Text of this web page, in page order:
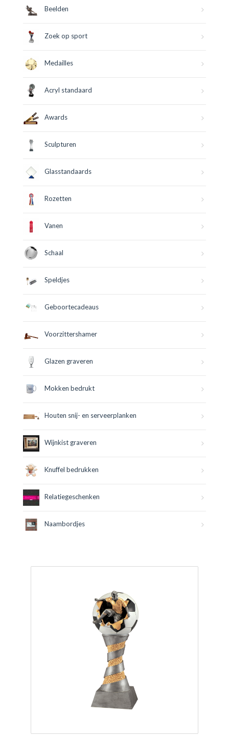
Beelden
Zoek op sport
Medailles
Acryl standaard
Awards
Sculpturen
Glasstandaards
Rozetten
Vanen
Schaal
Speldjes
Geboortecadeaus
Voorzittershamer
Glazen graveren
Mokken bedrukt
Houten snij- en serveerplanken
Wijnkist graveren
Knuffel bedrukken
Relatiegeschenken
Naambordjes